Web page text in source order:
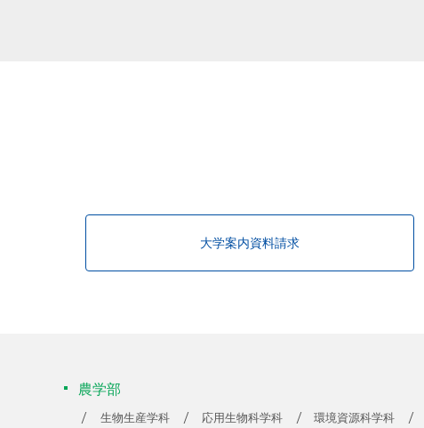
大学案内資料請求
農学部
生物生産学科 応用生物科学科 環境資源科学科